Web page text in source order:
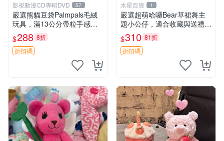
影視動漫CD專輯DVD 57
嚴選熊貓豆袋Palmpals毛絨
玩具，滿13公分帶粒手感極
佳，電影主題周邊推薦 熊貓
Palmpals 毛絨玩具 豆袋 劇場
版周邊
$288 8折
折扣碼
水星百貨 1
嚴選超萌哈囉Bear草裙舞主
題小公仔，適合收藏與送禮 1
00 克 哈囉Bear 草裙舞
$310 81折
折扣碼